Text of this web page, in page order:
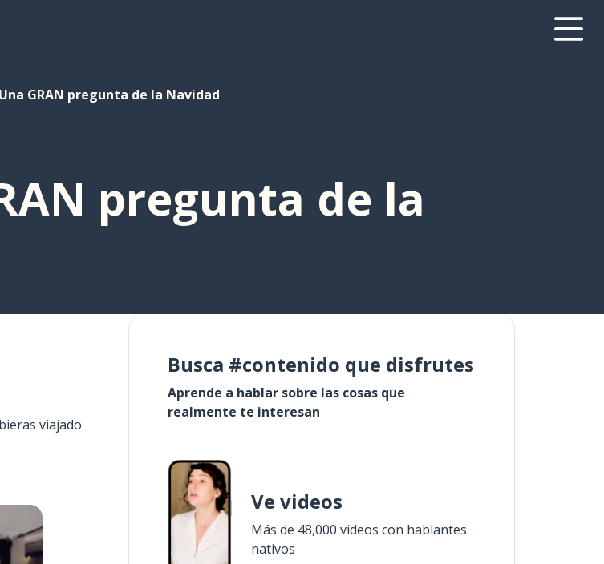
GRAN pregunta de la Navidad
pregunta de la
viajado
Busca #contenido que disfrutes
Aprende a hablar sobre las cosas que
realmente te interesan
Ve videos
Más de 48,000 videos con hablantes
nativos